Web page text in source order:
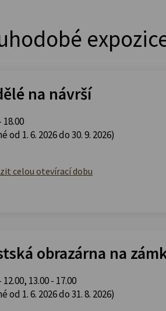
na návrší
18.00
od 1. 6. 2026 do 30. 9. 2026)
celou otevírací dobu
obrazárna na
12.00, 13.00 - 17.00
od 1. 6. 2026 do 31. 8. 2026)